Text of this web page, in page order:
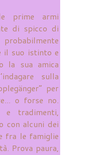
prime armi
di spicco di
il suo istinto e
la sua amica
sulla
per
o forse no.
e tradimenti,
con alcuni dei
fra le famiglie
Prova paura,